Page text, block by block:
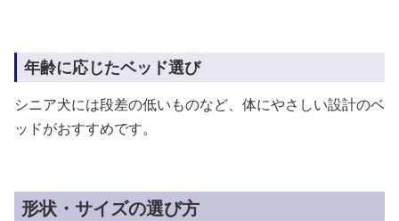
年齢に応じたベッド選び
シニア犬には段差の低いものなど、体にやさしい設計のベ
ッドがおすすめです。
形状・サイズの選び方